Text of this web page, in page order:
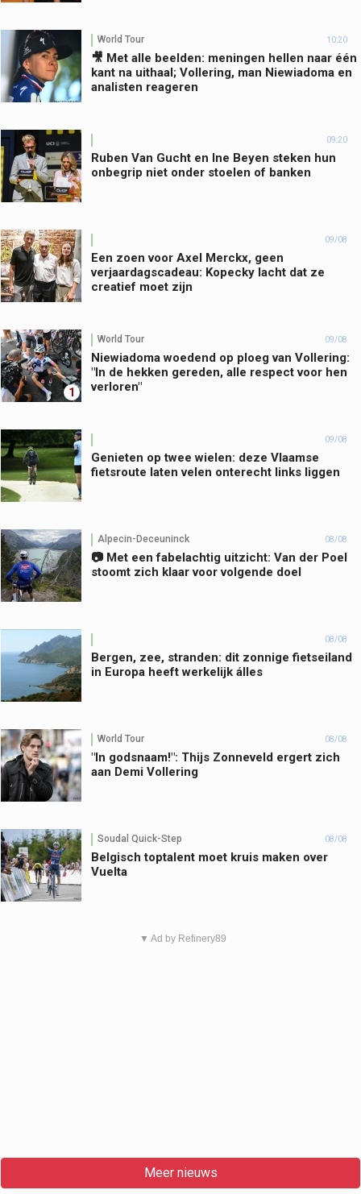
World Tour 10:20
🎥 Met alle beelden: meningen hellen naar één
kant na uithaal; Vollering, man Niewiadoma en
analisten reageren
09:20
Ruben Van Gucht en Ine Beyen steken hun
onbegrip niet onder stoelen of banken
09/08
Een zoen voor Axel Merckx, geen
verjaardagscadeau: Kopecky lacht dat ze
creatief moet zijn
1
World Tour 09/08
Niewiadoma woedend op ploeg van Vollering:
"In de hekken gereden, alle respect voor hen
verloren"
09/08
Genieten op twee wielen: deze Vlaamse
fietsroute laten velen onterecht links liggen
Alpecin-Deceuninck 08/08
📷 Met een fabelachtig uitzicht: Van der Poel
stoomt zich klaar voor volgende doel
08/08
Bergen, zee, stranden: dit zonnige fietseiland
in Europa heeft werkelijk álles
World Tour 08/08
"In godsnaam!": Thijs Zonneveld ergert zich
aan Demi Vollering
Soudal Quick-Step 08/08
Belgisch toptalent moet kruis maken over
Vuelta
▼ Ad by Refinery89
Meer nieuws